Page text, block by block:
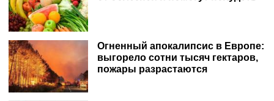
Огненный апокалипсис в Европе:
выгорело сотни тысяч гектаров,
пожары разрастаются